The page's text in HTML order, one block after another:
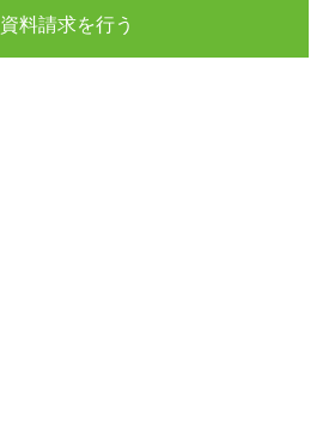
資料請求を行う